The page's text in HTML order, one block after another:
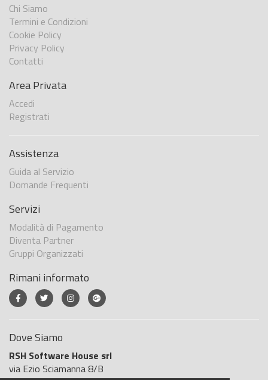
Chi Siamo
Termini e Condizioni
Cookie Policy
Privacy Policy
Contatti
Area Privata
Accedi
Registrati
Assistenza
Guida al Servizio
Domande Frequenti
Servizi
Modalità di Pagamento
Diventa Partner
Gruppi Organizzati
Rimani informato
Dove Siamo
RSH Software House srl
via Ezio Sciamanna 8/B